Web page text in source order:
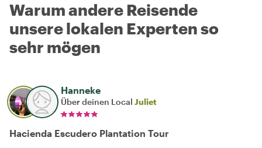
Warum andere Reisende
unsere lokalen Experten so
sehr mögen
Hanneke
Über deinen Local Juliet
Hacienda Escudero Plantation Tour